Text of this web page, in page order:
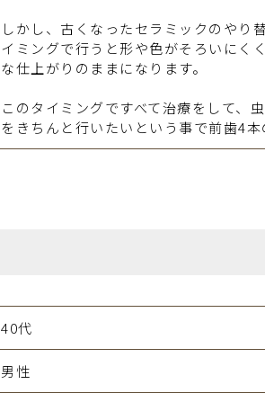
しかし、古くなったセラミックのやり
イミングで行うと形や色がそろいにく
な仕上がりのままになります。
このタイミングですべて治療をして、
をきちんと行いたいという事で前歯4本
40代
男性